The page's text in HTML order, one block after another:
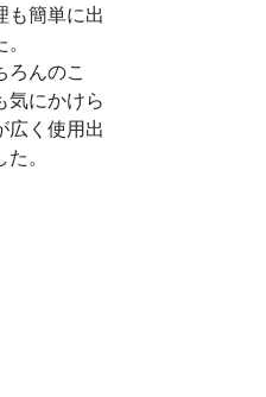
も簡単に出
ろんのこ
気にかけら
広く使用出
。